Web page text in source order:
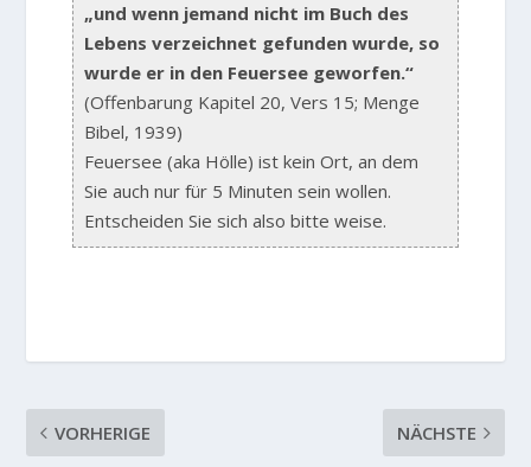
„und wenn jemand nicht im Buch des
Lebens verzeichnet gefunden wurde, so
wurde er in den Feuersee geworfen.“
(Offenbarung Kapitel 20, Vers 15; Menge
Bibel, 1939)
Feuersee (aka Hölle) ist kein Ort, an dem
Sie auch nur für 5 Minuten sein wollen.
Entscheiden Sie sich also bitte weise.
VORHERIGE NÄCHSTE